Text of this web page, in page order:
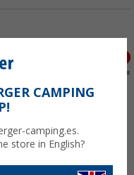
CAMPING
camping.es.
store in English?